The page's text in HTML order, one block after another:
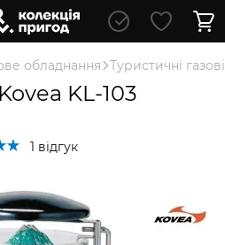
обладнання Туристичні
KL-103
1 відгук